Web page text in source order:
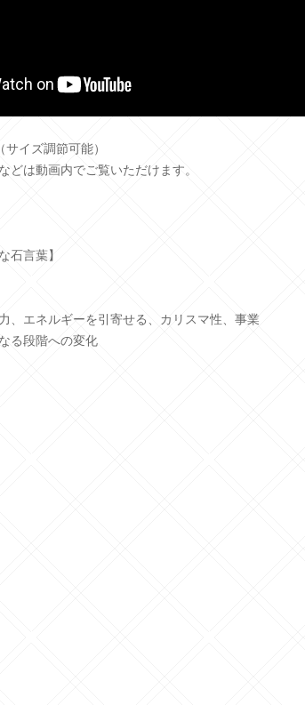
イズ調節可能）
どは動画内でご覧いただけます。
石言葉】
、エネルギーを引寄せる、カリスマ性、事業
る段階への変化